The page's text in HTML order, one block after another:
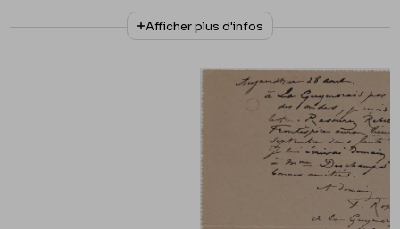
N° d'inventaire
MNR/beta/1725
Collationnage
Autographe
Cachet réception
1895/08/29
Lieu de conservation
France, Paris, Bibliothèque Littéraire
Jacques Doucet, fonds Henri Mondor
Afficher plus d'infos